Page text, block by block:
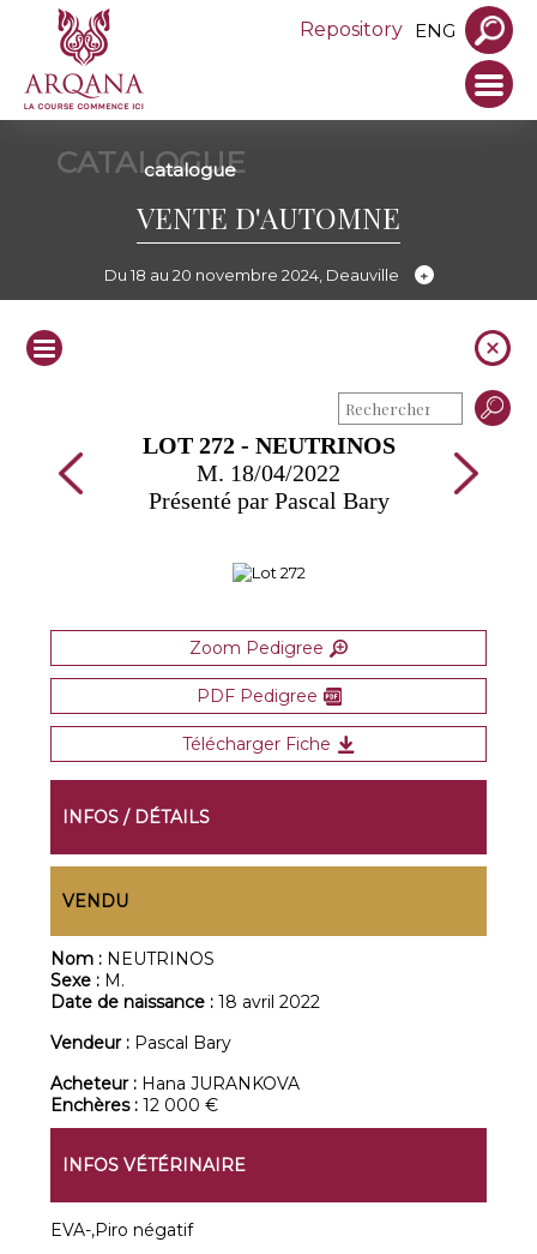
Repository ENG
CATALOGUE
catalogue
VENTE D'AUTOMNE
Du 18 au 20 novembre 2024, Deauville
LOT 272 - NEUTRINOS
M. 18/04/2022
Présenté par Pascal Bary
Zoom Pedigree
PDF Pedigree
Télécharger Fiche
INFOS / DÉTAILS
VENDU
Nom : NEUTRINOS
Sexe : M.
Date de naissance :18 avril 2022
Vendeur : Pascal Bary
Acheteur : Hana JURANKOVA
Enchères :12 000 €
INFOS VÉTÉRINAIRE
EVA-,Piro négatif